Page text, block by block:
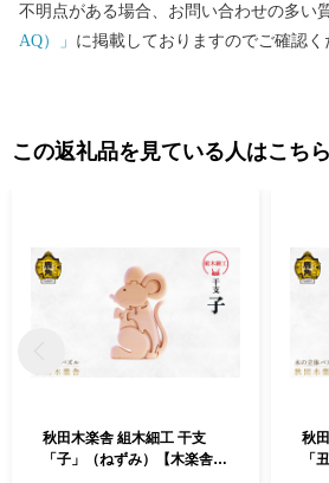
不明点がある場合、お問い合わせの多い
AQ）」 に掲載しておりますのでご確認く
この返礼品を見ている人はこち
秋田木楽舎 組木細工 干支
「子」（ねずみ）【木楽舎】
秋
「